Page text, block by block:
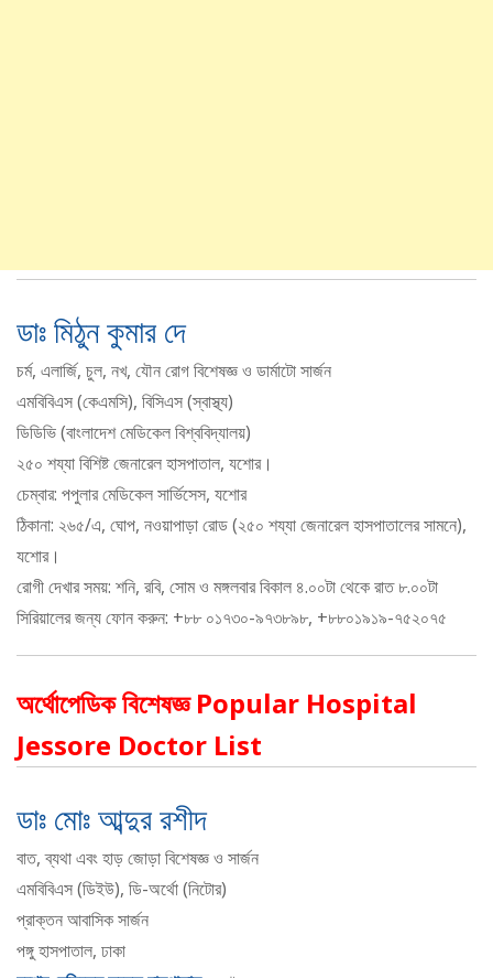
ডাঃ মিঠুন কুমার দে
চর্ম, এলার্জি, চুল, নখ, যৌন রোগ বিশেষজ্ঞ ও ডার্মাটো সার্জন
এমবিবিএস (কেএমসি), বিসিএস (স্বাস্থ্য)
ডিডিভি (বাংলাদেশ মেডিকেল বিশ্ববিদ্যালয়)
২৫০ শয্যা বিশিষ্ট জেনারেল হাসপাতাল, যশোর।
চেম্বার: পপুলার মেডিকেল সার্ভিসেস, যশোর
ঠিকানা: ২৬৫/এ, ঘোপ, নওয়াপাড়া রোড (২৫০ শয্যা জেনারেল হাসপাতালের সামনে),
যশোর।
রোগী দেখার সময়: শনি, রবি, সোম ও মঙ্গলবার বিকাল ৪.০০টা থেকে রাত ৮.০০টা
সিরিয়ালের জন্য ফোন করুন: +৮৮ ০১৭৩০-৯৭৩৮৯৮, +৮৮০১৯১৯-৭৫২০৭৫
অর্থোপেডিক বিশেষজ্ঞ Popular Hospital
Jessore Doctor List
ডাঃ মোঃ আব্দুর রশীদ
বাত, ব্যথা এবং হাড় জোড়া বিশেষজ্ঞ ও সার্জন
এমবিবিএস (ডিইউ), ডি-অর্থো (নিটোর)
প্রাক্তন আবাসিক সার্জন
পঙ্গু হাসপাতাল, ঢাকা